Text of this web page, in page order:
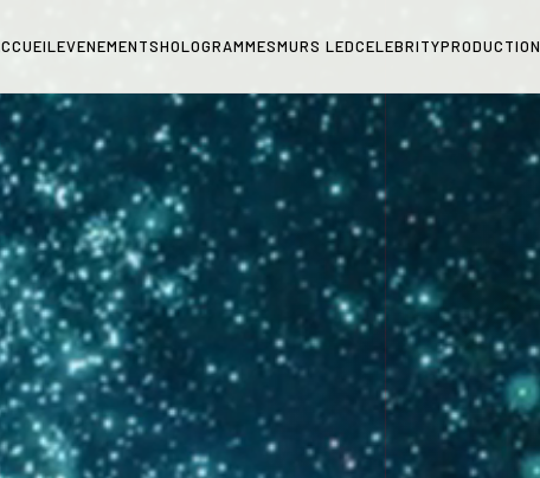
EVENEMENTSHOLOGRAMMESMURS LEDCELEBRITYPRODUCTION